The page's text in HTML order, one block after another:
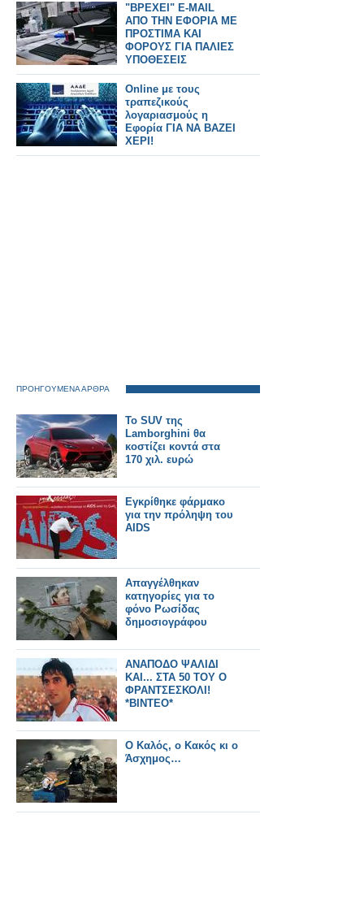
"ΒΡΕΧΕΙ" E-MAIL
ΑΠΟ ΤΗΝ ΕΦΟΡΙΑ ΜΕ
ΠΡΟΣΤΙΜΑ ΚΑΙ
ΦΟΡΟΥΣ ΓΙΑ ΠΑΛΙΕΣ
ΥΠΟΘΕΣΕΙΣ
Online με τους
τραπεζικούς
λογαριασμούς η
Εφορία ΓΙΑ ΝΑ ΒΑΖΕΙ
ΧΕΡΙ!
ΠΡΟΗΓΟΥΜΕΝΑ ΑΡΘΡΑ
Το SUV της
Lamborghini θα
κοστίζει κοντά στα
170 χιλ. ευρώ
Εγκρίθηκε φάρμακο
για την πρόληψη του
AIDS
Απαγγέλθηκαν
κατηγορίες για το
φόνο Ρωσίδας
δημοσιογράφου
ΑΝΑΠΟΔΟ ΨΑΛΙΔΙ
ΚΑΙ... ΣΤΑ 50 ΤΟΥ Ο
ΦΡΑΝΤΣΕΣΚΟΛΙ!
*ΒΙΝΤΕΟ*
Ο Καλός, o Κακός κι ο
Άσχημος…